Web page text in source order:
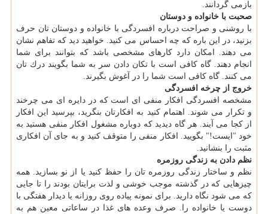
بازمی گردانند.
صحبت با خانواده و دوستان
با روشنی و صراحت درباره افسردگی با خانواده و دوستان تان حرف
بزنید، در این باره كه چه احساس می كنید. خواهید دید كه تفاهم نشان
می دهند. امكان دارد كارهای مشخصی باشد كه بتوانند برای شما
انجام دهند. گاه كافی است با تكان دادن سر به شما بگویند درك تان
می كنند. گاه كافی است شما را در آغوش بگیرند.
خروج از چرخه افسردگی
مشخصه افسردگی افكار منفی ای است كه در دایره ای می چرخند
و تكرار می شوند. اهتمام كنید به افكارتان بنگرید، بپرسید این افكار
از كجا می آیند. هر گاه دیدید كه دوباره مشغول افكار منفی هستید به
خود "ایست!" بگویید. افكار منفی را متوقف كنید و به جای آن افكاری
مثبت را بنشانید.
نظم دادن به زندگی روزمره
نظم و ساختار زندگی روزمره تان را حفظ كنید یا از نو بسازید. همه
چیزهایی كه در گذشته موجب خوشی و لذت برایتان بودند را تا جایی
كه می شود نگاه دارید. برای نمونه پیاده روی روزانه یا دیدار هفتگی با
دوست یا خانواده را. صرف وعده های غذا در ساعاتی معین هم به